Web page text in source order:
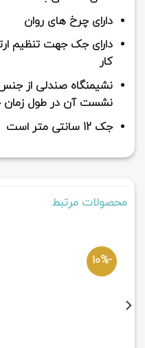
دارای چرخ های روان
دارای جک جهت تنظیم
کار
نشیمنگاه صندلی از
نشست آن در طول زمان
جک 12 سانتی متر است
محصولات مرتبط
-10%